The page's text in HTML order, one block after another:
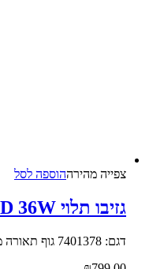
צפייה‬ ‫מהירה‬הוספה לסל
גזיבו תלוי LED 36W שחור+עץ
דגם: 7401378 גוף תאורה מעוצב לחלל הבית